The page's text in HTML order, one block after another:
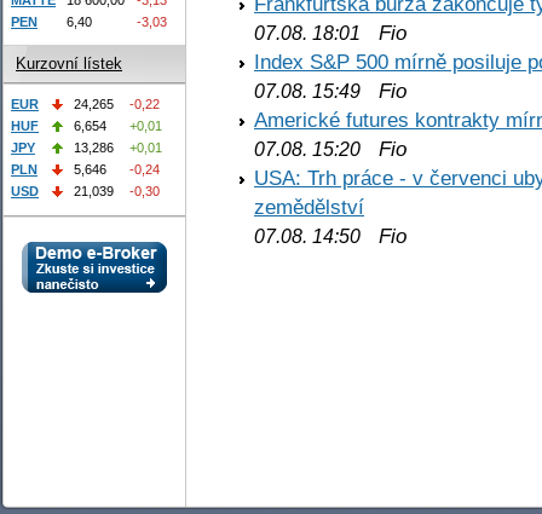
07.08. 18:01
Fio
Index S&P 500 mírně posiluje
07.08. 15:49 Fio
Americké futures kontrakty
07.08. 15:20 Fio
USA: Trh práce - v červenci
zemědělství
07.08. 14:50 Fio
PEN
6,40 -3,03
Kurzovní lístek
EUR 24,265
-0,22
HUF
6,654
+0,01
JPY
13,286
+0,01
PLN
5,646
-0,24
USD
21,039 -0,30